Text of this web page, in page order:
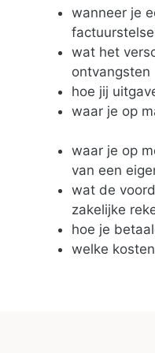
wanneer je
wat het
ontvangsten
hoe jij
waar je op
waar je op
van een
wat de
zakelijke
hoe je
welke